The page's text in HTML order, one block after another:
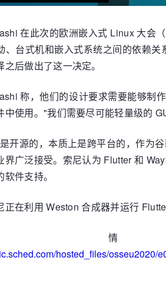
在此次的欧洲嵌入式 Linux 大会
、台式机和嵌入式系统之间的依赖
后做出了这一决定。
称，他们的设计要求需要能够制
中使用。"我们需要尽可能轻量级的
开源的，本质上是跨平台的，作为
界广泛接受。索尼认为 Flutter 和
件支持。
正在利用 Weston 合成器并运行
hosted_files/